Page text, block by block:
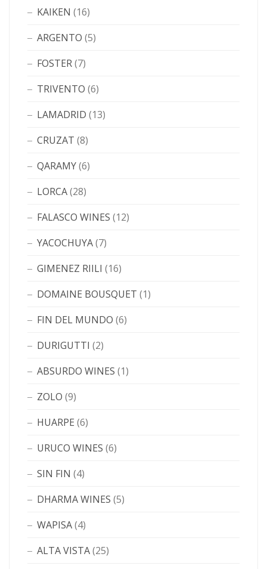
KAIKEN (16)
ARGENTO (5)
FOSTER(7)
TRIVENTO (6)
LAMADRID (13)
CRUZAT (8)
QARAMY(6)
LORCA(28)
FALASCO WINES (12)
YACOCHUYA(7)
GIMENEZ RIILI (16)
DOMAINE BOUSQUET (1)
FIN DEL MUNDO (6)
DURIGUTTI (2)
ABSURDO WINES (1)
ZOLO (9)
HUARPE (6)
URUCO WINES (6)
SIN FIN (4)
DHARMA WINES (5)
WAPISA(4)
ALTA VISTA(25)